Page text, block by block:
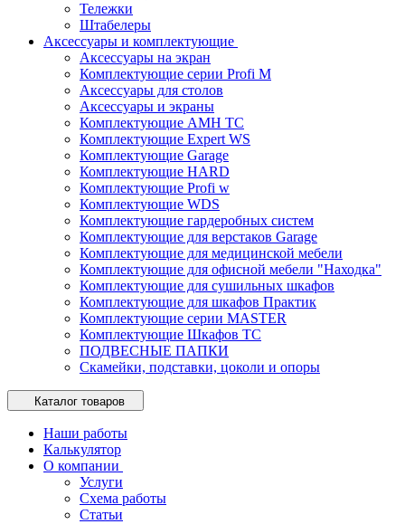
Тележки
Штабелеры
Аксессуары и комплектующие
Аксессуары на экран
Комплектующие серии Profi M
Аксессуары для столов
Аксессуары и экраны
Комплектующие AMH TC
Комплектующие Expert WS
Комплектующие Garage
Комплектующие HARD
Комплектующие Profi w
Комплектующие WDS
Комплектующие гардеробных систем
Комплектующие для верстаков Garage
Комплектующие для медицинской мебели
Комплектующие для офисной мебели "Находка"
Комплектующие для сушильных шкафов
Комплектующие для шкафов Практик
Комплектующие серии MASTER
Комплектующие Шкафов ТС
ПОДВЕСНЫЕ ПАПКИ
Скамейки, подставки, цоколи и опоры
Каталог товаров
Наши работы
Калькулятор
О компании
Услуги
Схема работы
Статьи